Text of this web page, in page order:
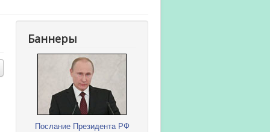
Баннеры
Послание Президента РФ